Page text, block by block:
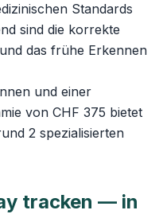
Standards
sind die korrekte
das frühe Erkennen
und einer
von CHF 375 bietet
2 spezialisierten
tracken — in